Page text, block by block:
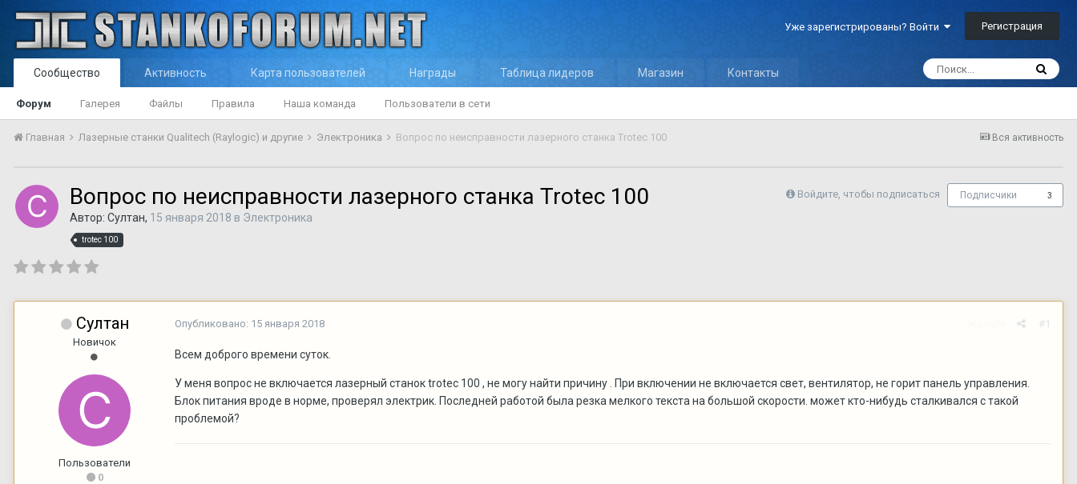
Уже зарегистрированы? Войти Регистрация
Сообщество
Форум Галерея Файлы Правила Наша команда Пользователи в сети
Активность Карта пользователей Награды Таблица лидеров Магазин Контакты
Вся активность
Главная Лазерные станки Qualitech (Raylogic) и другие Электроника Вопрос по неисправности лазерного станка Trotec 100
Войдите, чтобы подписаться Подписчики 3
Вопрос по неисправности лазерного станка Trotec 100
Автор: Султан, 15 января 2018 в Электроника
trotec 100
Султан
Новичок
Пользователи
0
#1
Опубликовано: 15 января 2018
Всем доброго времени суток.
У меня вопрос не включается лазерный станок trotec 100 , не могу найти причину . При включении не включается свет, вентилятор, не горит панель управления.
Блок питания вроде в норме, проверял электрик. Последней работой была резка мелкого текста на большой скорости. может кто-нибудь сталкивался с такой
проблемой?